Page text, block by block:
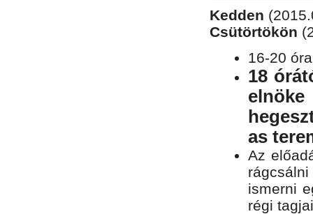
Kedden
Csütörtökön
16-20
18
as
Az
ismerni
régi